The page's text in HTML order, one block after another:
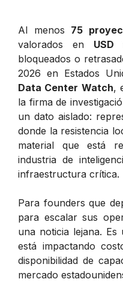
Al menos 75
valorados en USD
bloqueados o
2026 en Estados
Data Center Watch,
la firma de
un dato aislado:
donde la resistencia
material que está
industria de
infraestructura crítica.
Para founders que
para escalar sus
una noticia lejana.
está impactando
disponibilidad de
mercado